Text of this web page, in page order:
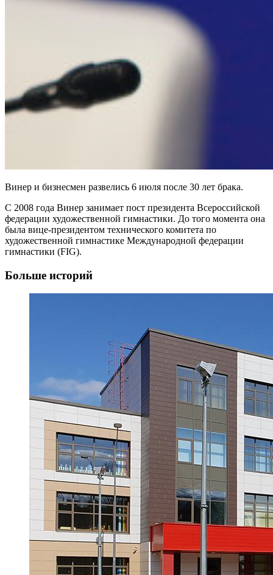
Винер и бизнесмен развелись 6 июля после 30 лет брака.
С 2008 года Винер занимает пост президента Всероссийской
федерации художественной гимнастики. До того момента она
была вице‑президентом технического комитета по
художественной гимнастике Международной федерации
гимнастики (FIG).
Больше историй